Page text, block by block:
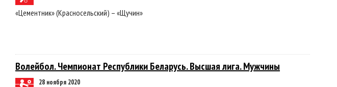
«Цементник» (Красносельский) – «Щучин»
Волейбол. Чемпионат Республики Беларусь. Высшая лига. Мужчины
28 ноября 2020